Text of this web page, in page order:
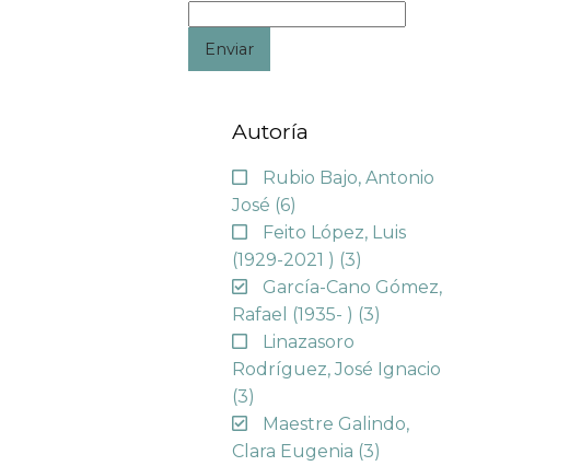
Enviar
Autoría
Rubio Bajo, Antonio
José (6)
Feito López, Luis
(1929-2021 ) (3)
García-Cano Gómez,
Rafael (1935- ) (3)
Linazasoro
Rodríguez, José Ignacio
(3)
Maestre Galindo,
Clara Eugenia (3)